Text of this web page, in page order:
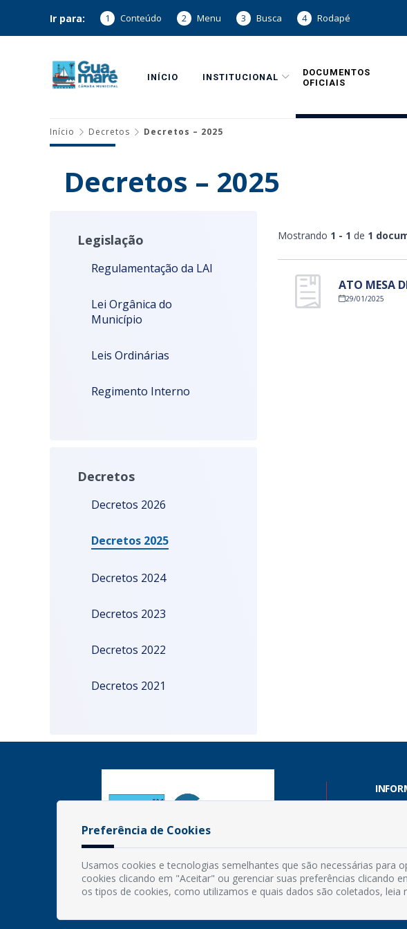
Ir para: 1 Conteúdo 2 Menu 3 Busca 4 Rodapé
INÍCIO INSTITUCIONAL
DOCUMENTOS
OFICIAIS
Início Decretos Decretos – 2025
Decretos – 2025
Legislação
Regulamentação da LAI
Lei Orgânica do
Município
Leis Ordinárias
Regimento Interno
Decretos
Decretos 2026
Decretos 2025
Decretos 2024
Decretos 2023
Decretos 2022
Decretos 2021
Mostrando 1 - 1 de 1
ATO MESA
29/01/2025
E-mail:
Preferência de Cookies
Usamos cookies e tecnologias semelhantes que são necessárias para
cookies clicando em "Aceitar" ou gerenciar suas preferências clicando
os tipos de cookies, como utilizamos e quais dados são coletados, leia